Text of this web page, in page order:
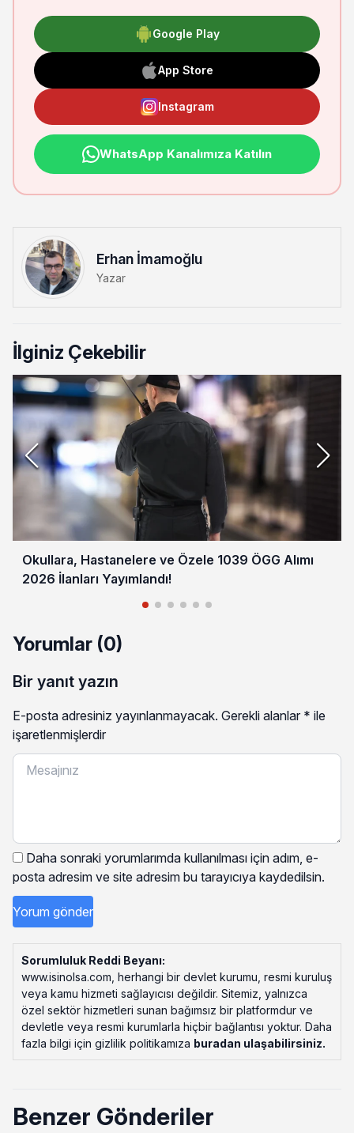
Google Play
App Store
Instagram
WhatsApp Kanalımıza Katılın
Erhan İmamoğlu
Yazar
İlginiz Çekebilir
Okullara, Hastanelere ve Özele 1039 ÖGG Alımı
2026 İlanları Yayımlandı!
Yorumlar (0)
Bir yanıt yazın
E-posta adresiniz yayınlanmayacak. Gerekli alanlar * ile
işaretlenmişlerdir
Daha sonraki yorumlarımda kullanılması için adım, e-
posta adresim ve site adresim bu tarayıcıya kaydedilsin.
Sorumluluk Reddi Beyanı:
www.isinolsa.com, herhangi bir devlet kurumu, resmi kuruluş
veya kamu hizmeti sağlayıcısı değildir. Sitemiz, yalnızca
özel sektör hizmetleri sunan bağımsız bir platformdur ve
devletle veya resmi kurumlarla hiçbir bağlantısı yoktur. Daha
fazla bilgi için gizlilik politikamıza buradan ulaşabilirsiniz.
Benzer Gönderiler